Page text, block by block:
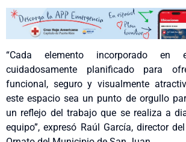
“Cada elemento incorporado
cuidadosamente planificado para
funcional, seguro y visualmente
este espacio sea un punto de orgullo
un reflejo del trabajo que se realiza a
equipo”, expresó Raúl García, director